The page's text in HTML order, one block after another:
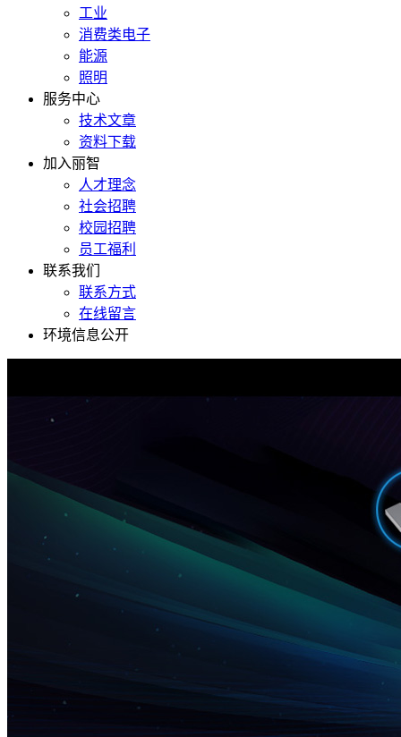
工业
消费类电子
能源
照明
服务中心
技术文章
资料下载
加入丽智
人才理念
社会招聘
校园招聘
员工福利
联系我们
联系方式
在线留言
环境信息公开